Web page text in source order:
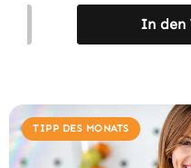
In den
TIPP DES MONATS